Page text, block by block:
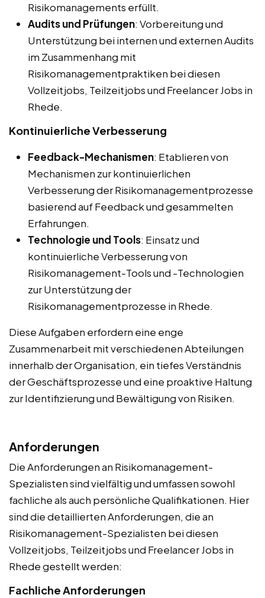
Risikomanagements erfüllt.
Audits und Prüfungen: Vorbereitung und
Unterstützung bei internen und externen Audits
im Zusammenhang mit
Risikomanagementpraktiken bei diesen
Vollzeitjobs, Teilzeitjobs und Freelancer Jobs in
Rhede.
Kontinuierliche Verbesserung
Feedback-Mechanismen: Etablieren von
Mechanismen zur kontinuierlichen
Verbesserung der Risikomanagementprozesse
basierend auf Feedback und gesammelten
Erfahrungen.
Technologie und Tools: Einsatz und
kontinuierliche Verbesserung von
Risikomanagement-Tools und -Technologien
zur Unterstützung der
Risikomanagementprozesse in Rhede.
Diese Aufgaben erfordern eine enge
Zusammenarbeit mit verschiedenen Abteilungen
innerhalb der Organisation, ein tiefes Verständnis
der Geschäftsprozesse und eine proaktive Haltung
zur Identifizierung und Bewältigung von Risiken.
Anforderungen
Die Anforderungen an Risikomanagement-
Spezialisten sind vielfältig und umfassen sowohl
fachliche als auch persönliche Qualifikationen. Hier
sind die detaillierten Anforderungen, die an
Risikomanagement-Spezialisten bei diesen
Vollzeitjobs, Teilzeitjobs und Freelancer Jobs in
Rhede gestellt werden:
Fachliche Anforderungen